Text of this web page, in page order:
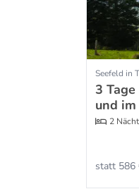
Seefeld in
3
und
2
statt 586